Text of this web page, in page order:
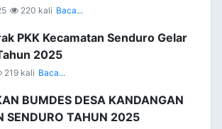
220 kali Baca...
PKK Kecamatan Senduro Gelar
2025
219 kali Baca...
BUMDES DESA KANDANGAN
SENDURO TAHUN 2025